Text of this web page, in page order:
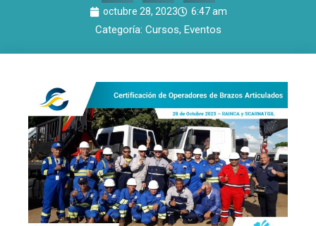
octubre 28, 2023 6:47 am
Categoría: Cursos, Eventos